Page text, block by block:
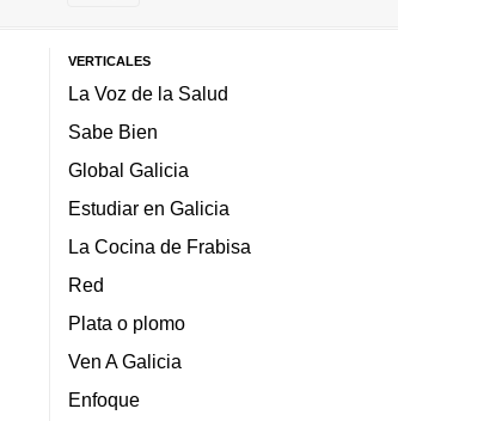
VERTICALES
La Voz de la Salud
Sabe Bien
Global Galicia
Estudiar en Galicia
La Cocina de Frabisa
Red
Plata o plomo
Ven A Galicia
Enfoque